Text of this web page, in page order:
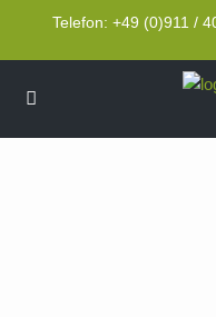
Telefon: +49 (0)911 /